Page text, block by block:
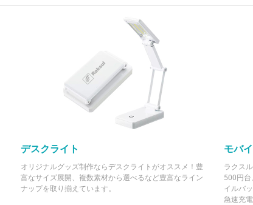
デスクライト
オリジナルグッズ制作ならデスクライトがオススメ！豊
富なサイズ展開、複数素材から選べるなど豊富なライン
ナップを取り揃えています。
モバ
ラクス
500円台
イルバ
急速充